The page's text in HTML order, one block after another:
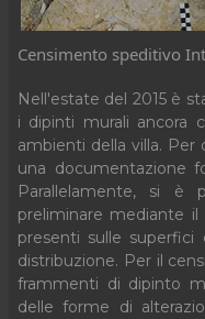
Censimento speditivo
Nell'estate del 2015 è
i dipinti murali ancora
ambienti della villa. Per
una documentazione
Parallelamente, si è
preliminare mediante il
presenti sulle superfici
distribuzione. Per il
frammenti di dipinto
delle forme di